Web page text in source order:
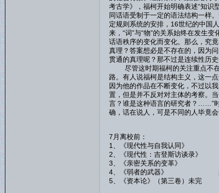
考古学》，福柯开始明确表述“知识
同话语受制于一定的语法结构一样
定规则系统的安排，16世纪的中国
来，“词”与“物”的关系始终在发生
话语秩序的变化而变化。那么，究
真理？答案想必是不存在的，因为
贯通的真理呢？那不过是连续性历
尽管这时期福柯的关注重点不在
路。有人说福柯是结构主义，这一
因为他的作品在不断变化，不过以
置，但是并不反对对主体的考察。
言？谁是这种语言的研究者？……”
确，话在说人，可是不同的人毕竟
7月离校前：
1、《现代性与自我认同》
2、《现代性：吉登斯访谈录
3、《亲密关系的变革》
4、《弱者的武器》 斯
5、《资本论》（第三卷）未